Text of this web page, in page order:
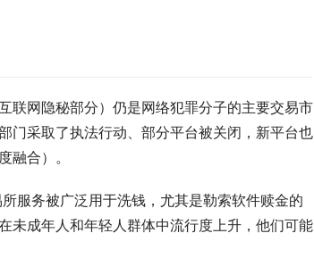
联网隐秘部分）仍是网络犯罪分子的主要交易市
门采取了执法行动、部分平台被关闭，新平台也
融合）。
服务被广泛用于洗钱，尤其是勒索软件赎金的
未成年人和年轻人群体中流行度上升，他们可能